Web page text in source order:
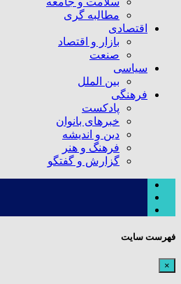
مطالبه گری
اقتصادی
بازار و اقتصاد
صنعت
سیاسی
بین الملل
فرهنگی
پادکست
خبرهای بانوان
دین و اندیشه
فرهنگ و هنر
گزارش و گفتگو
فهرست سایت
×